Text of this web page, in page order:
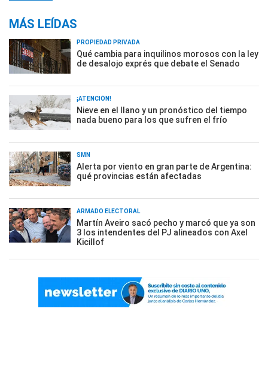
MÁS LEÍDAS
PROPIEDAD PRIVADA
Qué cambia para inquilinos morosos con la ley
de desalojo exprés que debate el Senado
¡ATENCIÓN!
Nieve en el llano y un pronóstico del tiempo
nada bueno para los que sufren el frío
SMN
Alerta por viento en gran parte de Argentina:
qué provincias están afectadas
ARMADO ELECTORAL
Martín Aveiro sacó pecho y marcó que ya son
3 los intendentes del PJ alineados con Axel
Kicillof